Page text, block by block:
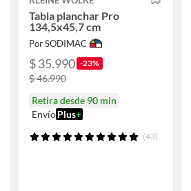
Tabla planchar Pro
134,5x45,7 cm
Por SODIMAC
$ 35.990 -23%
$ 46.990
Retira desde 90 min
Envío Plus+
(43)